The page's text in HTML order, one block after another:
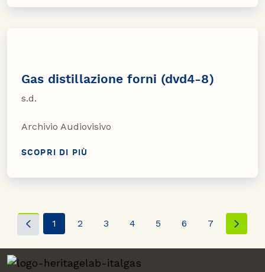
Gas distillazione forni (dvd4-8)
s.d.
Archivio Audiovisivo
SCOPRI DI PIÙ
1 2 3 4 5 6 7